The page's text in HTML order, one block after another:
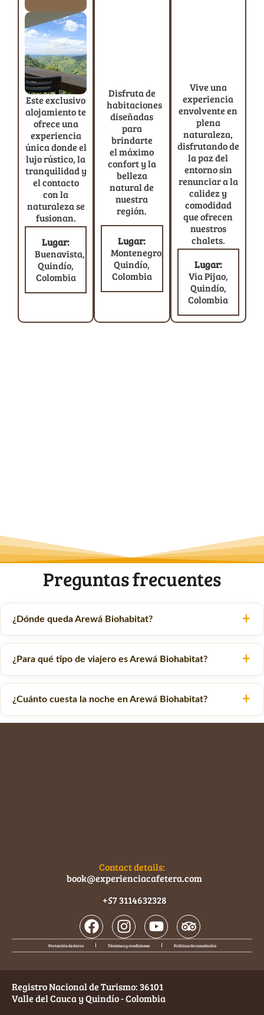
Este exclusivo
alojamiento te
ofrece una
experiencia
única donde el
lujo rústico, la
tranquilidad y
el contacto
con la
naturaleza se
fusionan.
Lugar:
Buenavista,
Quindío,
Colombia
Disfruta de
habitaciones
diseñadas
para
brindarte
el máximo
confort y la
belleza
natural de
nuestra
región.
Lugar:
Montenegro,
Quindío,
Colombia
Vive una
experiencia
envolvente en
plena
naturaleza,
disfrutando de
la paz del
entorno sin
renunciar a la
calidez y
comodidad
que ofrecen
nuestros
chalets.
Lugar:
Via Pijao,
Quindío,
Colombia
Preguntas frecuentes
¿Dónde queda Arewá Biohabitat?
¿Para qué tipo de viajero es Arewá Biohabitat?
¿Cuánto cuesta la noche en Arewá Biohabitat?
Contact details:
book@experienciacafetera.com
+57 3114632328
Protección de datos Términos y condiciones Políticas de cancelación
Registro Nacional de Turismo: 36101
Valle del Cauca y Quindío - Colombia